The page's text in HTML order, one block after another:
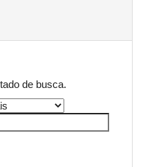
de busca.